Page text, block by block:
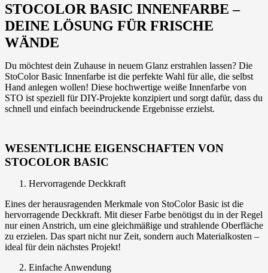
STOCOLOR BASIC INNENFARBE –
DEINE LÖSUNG FÜR FRISCHE
WÄNDE
Du möchtest dein Zuhause in neuem Glanz erstrahlen lassen? Die
StoColor Basic Innenfarbe ist die perfekte Wahl für alle, die selbst
Hand anlegen wollen! Diese hochwertige weiße Innenfarbe von
STO ist speziell für DIY-Projekte konzipiert und sorgt dafür, dass du
schnell und einfach beeindruckende Ergebnisse erzielst.
WESENTLICHE EIGENSCHAFTEN VON
STOCOLOR BASIC
Hervorragende Deckkraft
Eines der herausragenden Merkmale von StoColor Basic ist die
hervorragende Deckkraft. Mit dieser Farbe benötigst du in der Regel
nur einen Anstrich, um eine gleichmäßige und strahlende Oberfläche
zu erzielen. Das spart nicht nur Zeit, sondern auch Materialkosten –
ideal für dein nächstes Projekt!
Einfache Anwendung